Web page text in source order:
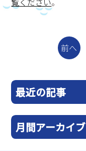
前へ
最近の記事
月間アーカイブ